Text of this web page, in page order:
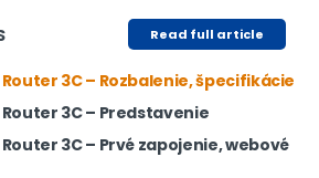
Read full article
Router 3C – Rozbalenie, špecifikácie
Router 3C – Predstavenie
Router 3C – Prvé zapojenie, webové